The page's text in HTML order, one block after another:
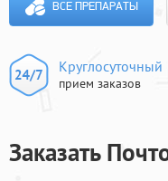
ВСЕ ПРЕПАРАТЫ
Круглосуточный
прием заказов
Заказать